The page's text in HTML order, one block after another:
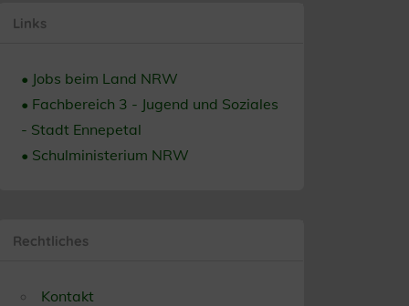
Links
• Jobs beim Land NRW
• Fachbereich 3 - Jugend und Soziales
- Stadt Ennepetal
• Schulministerium NRW
Rechtliches
Kontakt